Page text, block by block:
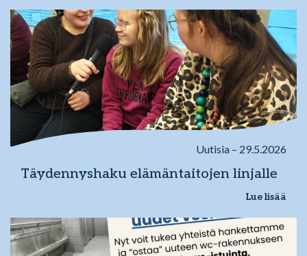
Uutisia – 29.5.2026
Täydennyshaku elämäntaitojen linjalle
Lue lisää